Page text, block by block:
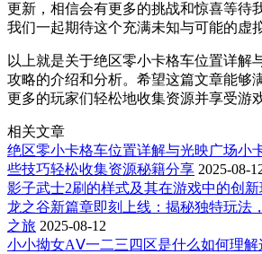
更新，相信会有更多的挑战和惊喜等待
我们一起期待这个充满未知与可能的虚
以上就是关于绝区零小卡格车位置详解
攻略的介绍和分析。希望这篇文章能够
更多的玩家们轻松地收集资源并享受游
相关文章
绝区零小卡格车位置详解与光映广场小
些技巧轻松收集资源秘籍分享 2025-08-
影子武士2刷的样式及其在游戏中的创
龙之谷新篇章即刻上线：揭秘独特玩法
之旅 2025-08-12
小小拗女AⅤ一二三四区是什么如何理解